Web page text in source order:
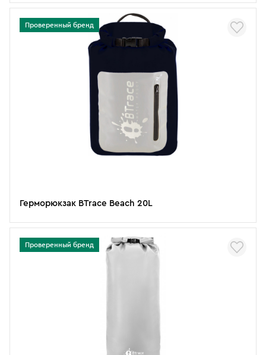
Проверенный бренд
Герморюкзак BTrace Beach 20L
Проверенный бренд